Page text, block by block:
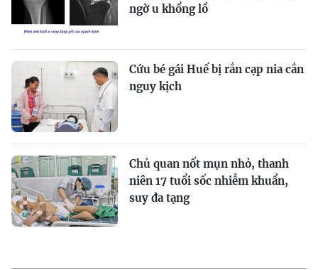
ngờ u khổng lồ
Cứu bé gái Huế bị rắn cạp nia cắn
nguy kịch
Chủ quan nốt mụn nhỏ, thanh
niên 17 tuổi sốc nhiễm khuẩn,
suy đa tạng